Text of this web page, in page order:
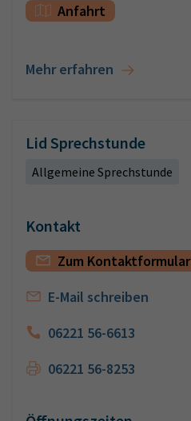
Anfahrt
Mehr erfahren
Lid Sprechstunde
Allgemeine Sprechstunde
Kontakt
Zum Kontaktformular
E-Mail schreiben
06221 56-6613
06221 56-8253